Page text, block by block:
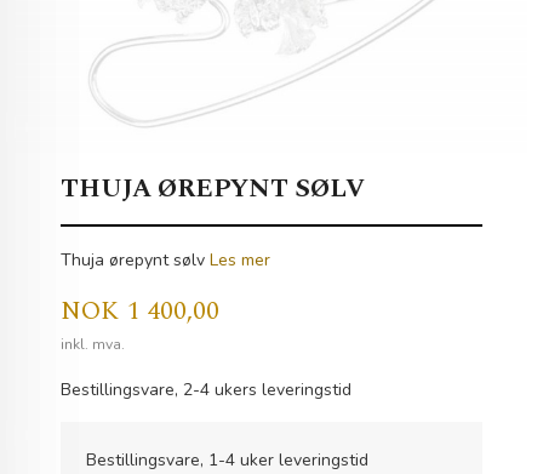
THUJA ØREPYNT SØLV
Thuja ørepynt sølvLes mer
Pris
NOK 1 400,00
inkl. mva.
Bestillingsvare, 2-4 ukers leveringstid
Bestillingsvare, 1-4 uker leveringstid